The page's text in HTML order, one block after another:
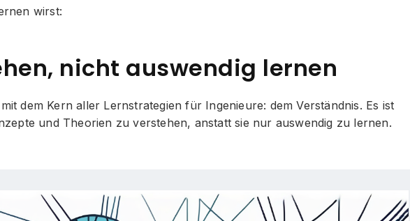
wirst:
nicht auswendig lernen
dem Kern aller Lernstrategien für Ingenieure: dem Verständnis. Es ist
und Theorien zu verstehen, anstatt sie nur auswendig zu lernen.